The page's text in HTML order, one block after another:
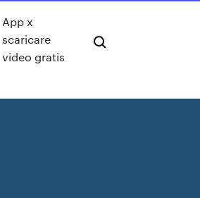
App x
scaricare
video gratis